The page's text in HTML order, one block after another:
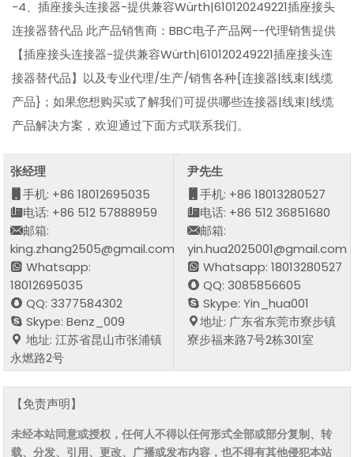
-4、插座接头连接器-提供兼容Würth|610120249221插座接头
连接器替代品 此产品销售商：BBC电子产品网--代理销售提供
【插座接头连接器-提供兼容Würth|610120249221插座接头连
接器替代品】以及专业代理/生产/销售各种{连接器|线束|线缆
产品}；如果您想购买或了解我们可提供哪些连接器|线束|线缆
产品解决方案，欢迎通过下面方式联系我们。
张经理
手机: +86 18012695035
电话: +86 512 57888959
邮箱:
king.zhang2505@gmail.com
Whatsapp:
18012695035
QQ: 3377584302
Skype: Benz_009
地址: 江苏省昆山市张浦镇
永燃路2号
尹先生
手机: +86 18013280527
电话: +86 512 36851680
邮箱:
yin.hua2025001@gmail.com
Whatsapp: 18013280527
QQ: 3085856605
Skype: Yin_hua001
地址: 广东省东莞市寮步镇
寮步福来路7号2栋301室
【免责声明】
未经本站同意或授权，任何人不得以任何形式全部或部分复制、转
载、分发、引用、更改、广播或发布内容，也不得有其他侵犯本站